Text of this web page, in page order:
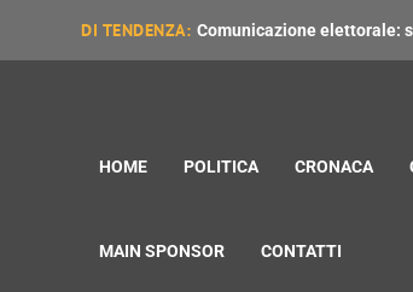
DI TENDENZA: Comunicazione elettorale:
HOME POLITICA CRONACA
MAIN SPONSOR CONTATTI